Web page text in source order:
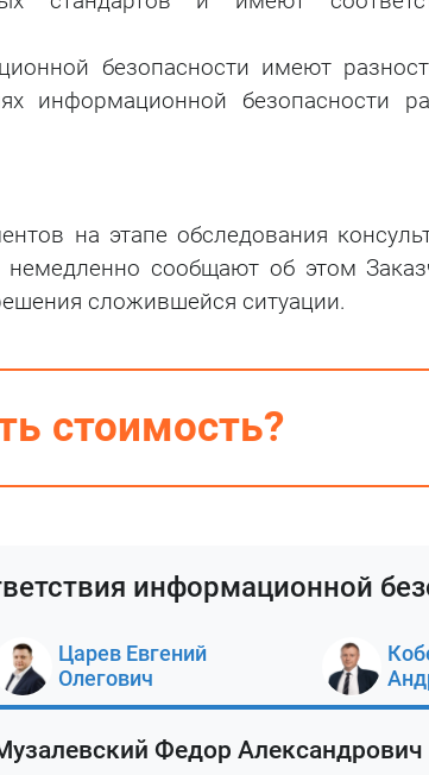
безопасности имеют
информационной безопасности
на этапе обследования
немедленно сообщают об этом
сложившейся ситуации.
стоимость?
информационной
Царев Евгений
Олегович
Федор Александрович